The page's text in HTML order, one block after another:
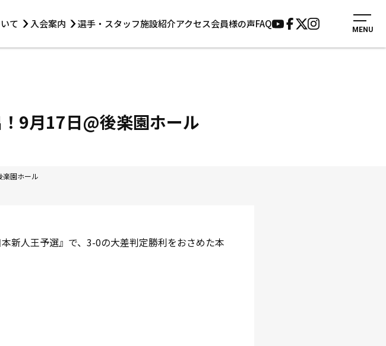
て 入会案内 選手・スタッフ施設紹介アクセス会員様の声FAQ MENU
・スタッフ
アクセス
9月17日@後楽園ホール
楽園ホール
新人王予選』で、3-0の大差判定勝利をおさめた本